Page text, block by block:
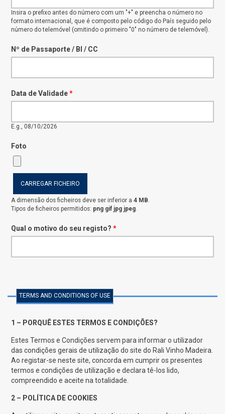
Insira o prefixo antes do número com um "+" e preencha o número no
formato internacional, que é composto pelo código do País seguido pelo
número do telemóvel (omitindo o primeiro "0" no número de telemóvel).
Nº de Passaporte / BI / CC
Data de Validade*
E.g., 08/10/2026
Foto
A dimensão dos ficheiros deve ser inferior a 4 MB.
Tipos de ficheiros permitidos: png gif jpg jpeg.
Qual o motivo do seu registo? *
TERMS AND CONDITIONS OF USE
1 – PORQUÊ ESTES TERMOS E CONDIÇÕES?
Estes Termos e Condições servem para informar o utilizador
das condições gerais de utilização do site do Rali Vinho Madeira.
Ao registar-se neste site, concorda em cumprir os presentes
termos e condições de utilização e declara tê-los lido,
compreendido e aceite na totalidade.
2 – POLÍTICA DE COOKIES